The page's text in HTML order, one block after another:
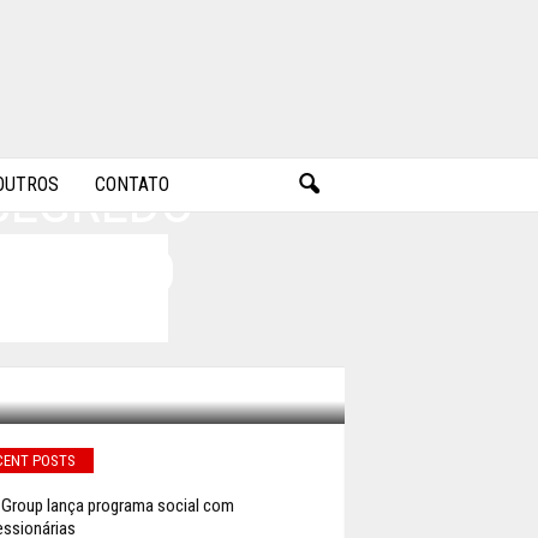
CONTATO
POSTS
Group lança programa social com